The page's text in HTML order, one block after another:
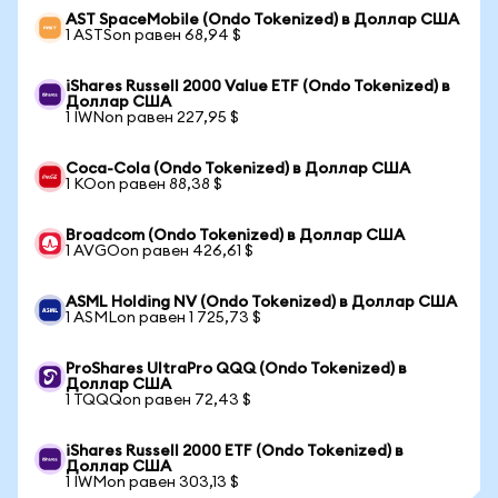
AST SpaceMobile (Ondo Tokenized) в Доллар США
1 ASTSon равен 68,94 $
iShares Russell 2000 Value ETF (Ondo Tokenized) в
Доллар США
1 IWNon равен 227,95 $
Coca-Cola (Ondo Tokenized) в Доллар США
1 KOon равен 88,38 $
Broadcom (Ondo Tokenized) в Доллар США
1 AVGOon равен 426,61 $
ASML Holding NV (Ondo Tokenized) в Доллар США
1 ASMLon равен 1 725,73 $
ProShares UltraPro QQQ (Ondo Tokenized) в
Доллар США
1 TQQQon равен 72,43 $
iShares Russell 2000 ETF (Ondo Tokenized) в
Доллар США
1 IWMon равен 303,13 $